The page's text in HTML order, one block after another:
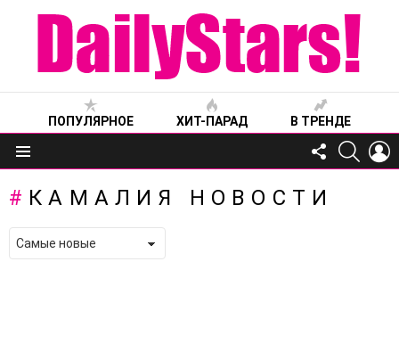
ПОПУЛЯРНОЕ ХИТ-ПАРАД В ТРЕНДЕ
Меню
FOLLOW
US
КАМАЛИЯ НОВОСТИ